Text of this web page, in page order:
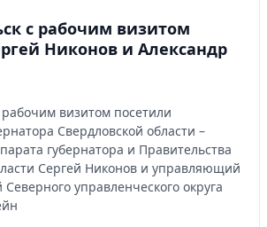
с рабочим визитом
Никонов и Александр
рабочим визитом посетили
Свердловской области –
губернатора и Правительства
Сергей Никонов и управляющий
управленческого округа